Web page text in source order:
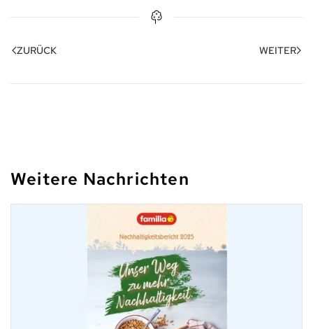
ZURÜCK WEITER
Weitere Nachrichten